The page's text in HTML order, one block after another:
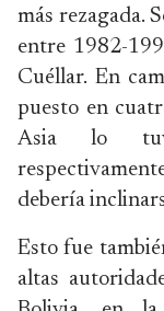
más rezagada.
entre 1982-
Cuéllar. En
puesto en
Asia lo
debería
Esto fue
altas